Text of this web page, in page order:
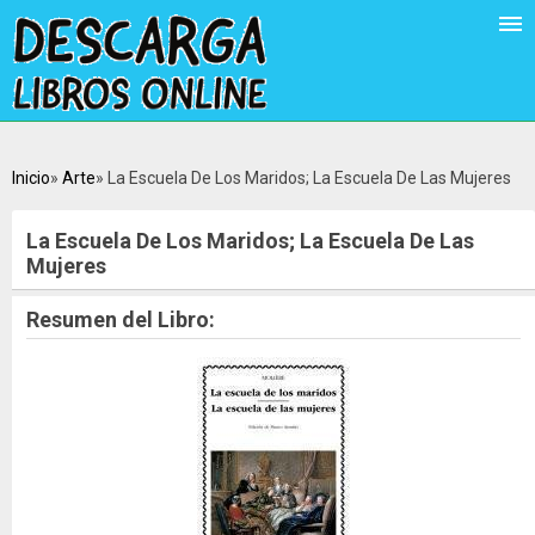
Inicio Arte La Escuela De Los Maridos; La Escuela De Las Mujeres
La Escuela De Los Maridos; La Escuela De Las
Mujeres
Resumen del Libro: